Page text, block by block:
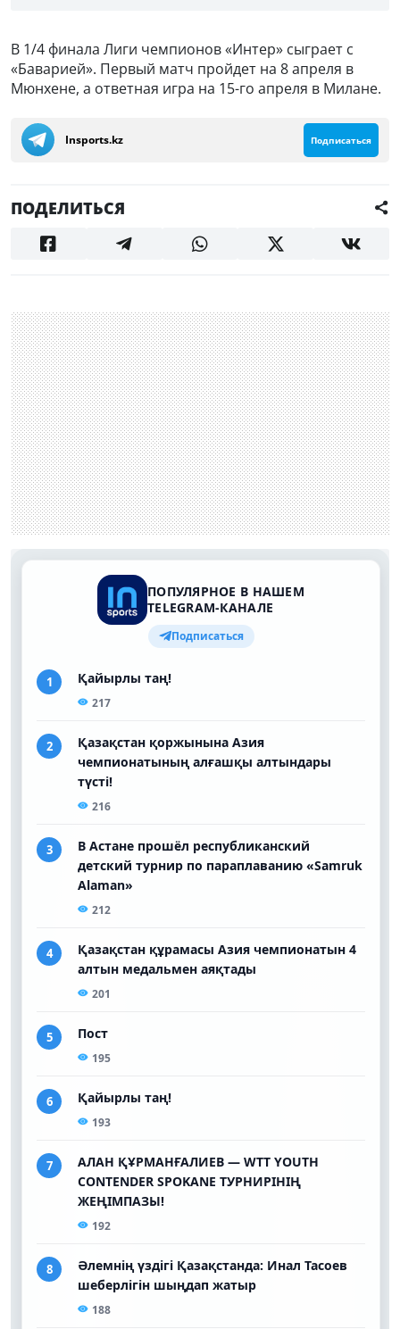
В 1/4 финала Лиги чемпионов «Интер» сыграет с
«Баварией». Первый матч пройдет на 8 апреля в
Мюнхене, а ответная игра на 15-го апреля в Милане.
Insports.kz Подписаться
ПОДЕЛИТЬСЯ